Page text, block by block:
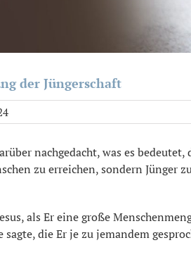
der Jüngerschaft
nachgedacht, was es
zu erreichen, sondern Jünger
als Er eine große
die Er je zu jemandem